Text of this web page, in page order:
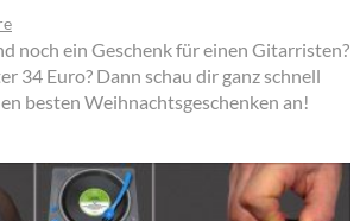
noch ein Geschenk für einen Gitarristen?
34 Euro? Dann schau dir ganz schnell
besten Weihnachtsgeschenken an!